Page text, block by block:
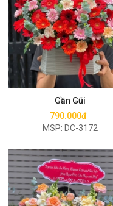
Gần Gũi
790.000đ
MSP: DC-3172
Mua ngay